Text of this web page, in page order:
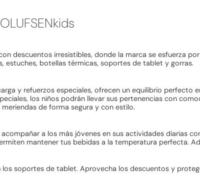
descuentos irresistibles, donde la marca se esfuerza
estuches, botellas térmicas, soportes de tablet y gorras.
y refuerzos especiales, ofrecen un equilibrio
los niños podrán llevar sus pertenencias con
de forma segura y con estilo.
a los más jóvenes en sus actividades
mantener tus bebidas a la temperatura perfecta.
soportes de tablet. Aprovecha los descuentos y